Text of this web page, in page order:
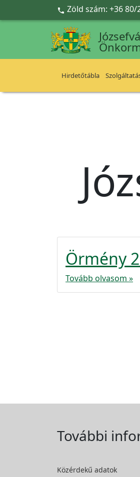
Ugrás a fő tartalomra
 Zöld szám: +36 80/
Hirdetőtábla
Örmény
Tovább olvasom »
További
Közérdekű adatok